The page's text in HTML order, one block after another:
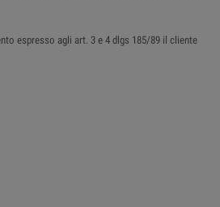
espresso agli art. 3 e 4 dlgs 185/89 il cliente